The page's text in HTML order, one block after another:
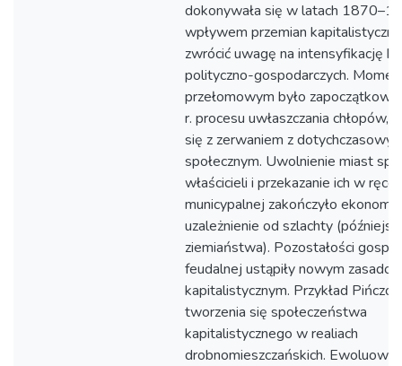
dokonywała się w latach
wpływem przemian
zwrócić uwagę na intensyfikację
polityczno-gospodarczych.
przełomowym było
r. procesu uwłaszczania chłopów,
się z zerwaniem z
społecznym. Uwolnienie miast
właścicieli i przekazanie ich w ręce
municypalnej zakończyło
uzależnienie od szlachty
ziemiaństwa). Pozostałości
feudalnej ustąpiły nowym
kapitalistycznym. Przykład
tworzenia się społeczeństwa
kapitalistycznego w realiach
drobnomieszczańskich.